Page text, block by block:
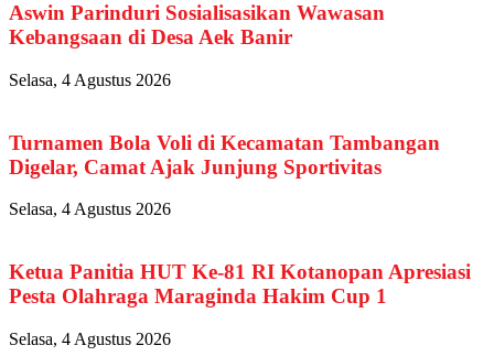
Aswin Parinduri Sosialisasikan Wawasan
Kebangsaan di Desa Aek Banir
Selasa, 4 Agustus 2026
Turnamen Bola Voli di Kecamatan Tambangan
Digelar, Camat Ajak Junjung Sportivitas
Selasa, 4 Agustus 2026
Ketua Panitia HUT Ke-81 RI Kotanopan Apresiasi
Pesta Olahraga Maraginda Hakim Cup 1
Selasa, 4 Agustus 2026